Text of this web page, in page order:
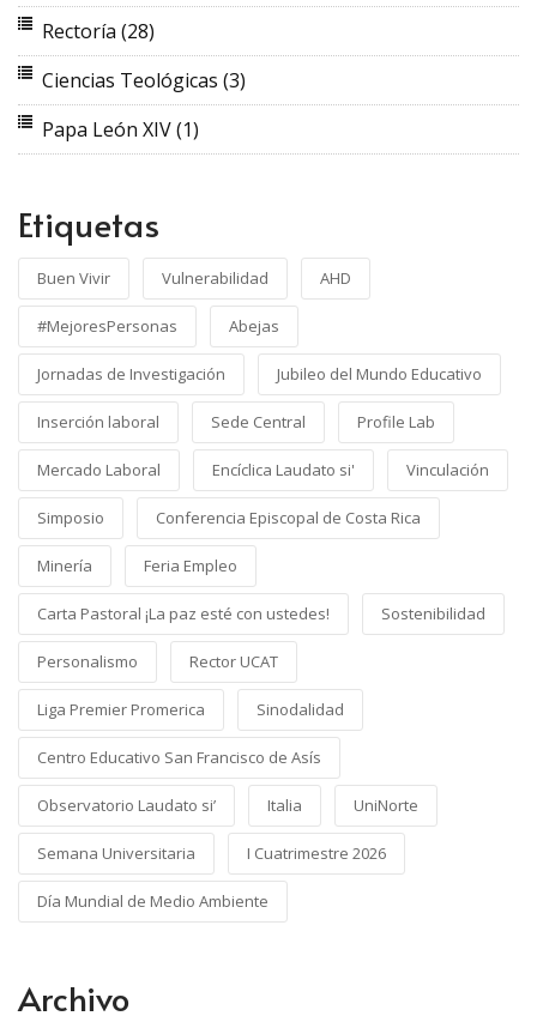
Rectoría (28)
Ciencias Teológicas (3)
Papa León XIV(1)
Etiquetas
Buen Vivir Vulnerabilidad AHD
#MejoresPersonas Abejas
Jornadas de Investigación Jubileo del Mundo Educativo
Inserción laboral Sede Central Profile Lab
Mercado Laboral Encíclica Laudato si' Vinculación
Simposio Conferencia Episcopal de Costa Rica
Minería Feria Empleo
Carta Pastoral ¡La paz esté con ustedes! Sostenibilidad
Personalismo Rector UCAT
Liga Premier Promerica Sinodalidad
Centro Educativo San Francisco de Asís
Observatorio Laudato si’ Italia UniNorte
Semana Universitaria I Cuatrimestre 2026
Día Mundial de Medio Ambiente
Archivo